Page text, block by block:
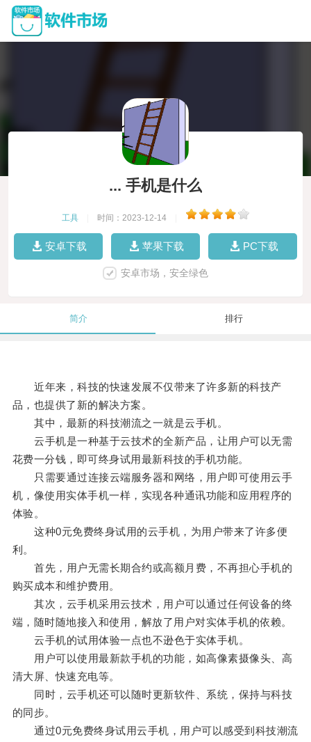
... 手机是什么
工具 时间：2023-12-14
安卓下载 苹果下载 PC下载
安卓市场，安全绿色
简介 排行
近年来，科技的快速发展不仅带来了许多新的科技产
品，也提供了新的解决方案。
其中，最新的科技潮流之一就是云手机。
云手机是一种基于云技术的全新产品，让用户可以无需
花费一分钱，即可终身试用最新科技的手机功能。
只需要通过连接云端服务器和网络，用户即可使用云手
机，像使用实体手机一样，实现各种通讯功能和应用程序的
体验。
这种0元免费终身试用的云手机，为用户带来了许多便
利。
首先，用户无需长期合约或高额月费，不再担心手机的
购买成本和维护费用。
其次，云手机采用云技术，用户可以通过任何设备的终
端，随时随地接入和使用，解放了用户对实体手机的依赖。
云手机的试用体验一点也不逊色于实体手机。
用户可以使用最新款手机的功能，如高像素摄像头、高
清大屏、快速充电等。
同时，云手机还可以随时更新软件、系统，保持与科技
的同步。
通过0元免费终身试用云手机，用户可以感受到科技潮流